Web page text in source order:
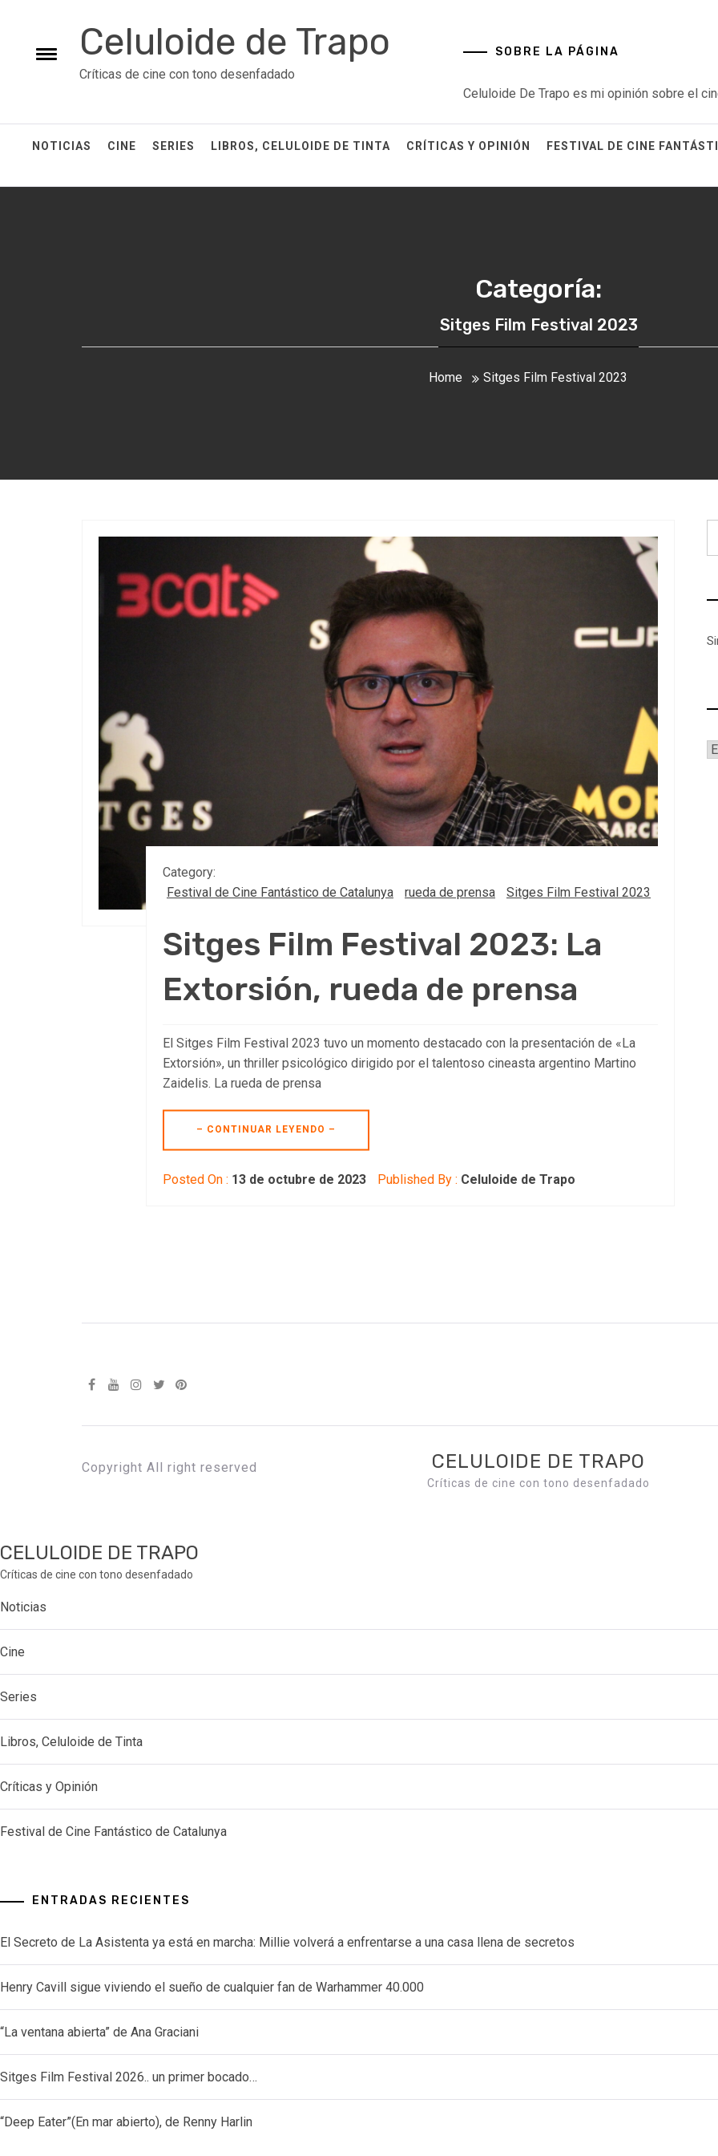
content
Toggle
Celuloide de Trapo
Críticas de cine con tono desenfadado
SOBRE LA PÁGINA
Celuloide De Trapo es mi opinión sobre el
NOTICIAS CINE SERIES LIBROS, CELULOIDE DE TINTA CRÍTICAS Y OPINIÓN FESTIVAL DE CINE
Categoría:
Sitges Film Festival 2023
Home Sitges Film Festival 2023
Category:
Festival de Cine Fantástico de Catalunya
rueda de prensa Sitges Film Festival 2023
Sitges Film Festival 2023: La
Extorsión, rueda de prensa
El Sitges Film Festival 2023 tuvo un momento destacado con la presentación de «La
Extorsión», un thriller psicológico dirigido por el talentoso cineasta argentino Martino
Zaidelis. La rueda de prensa
– CONTINUAR LEYENDO –
Posted On : 13 de octubre de 2023 Published By : Celuloide de Trapo
Copyright All right reserved CELULOIDE DE TRAPO
Críticas de cine con tono desenfadado
CELULOIDE DE TRAPO
Críticas de cine con tono desenfadado
Noticias
Cine
Series
Libros, Celuloide de Tinta
Críticas y Opinión
Festival de Cine Fantástico de Catalunya
ENTRADAS RECIENTES
El Secreto de La Asistenta ya está en marcha: Millie volverá a enfrentarse a una casa llena de secretos
Henry Cavill sigue viviendo el sueño de cualquier fan de Warhammer 40.000
“La ventana abierta” de Ana Graciani
Sitges Film Festival 2026.. un primer bocado…
“Deep Eater”(En mar abierto), de Renny Harlin